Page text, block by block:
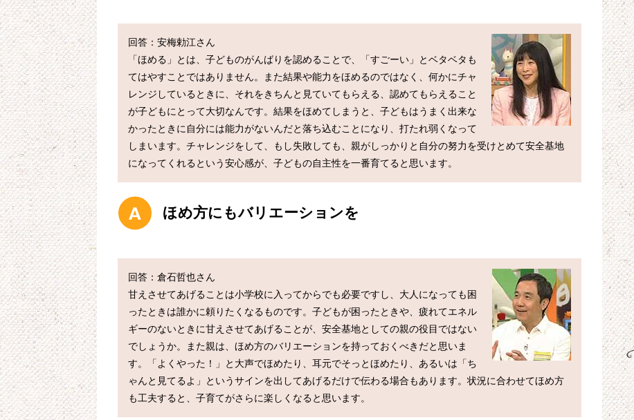
回答：安梅勅江さん
「ほめる」とは、子どものがんばりを認めることで、「すごーい」とベタベタも
てはやすことではありません。また結果や能力をほめるのではなく、何かにチャ
レンジしているときに、それをきちんと見ていてもらえる、認めてもらえること
が子どもにとって大切なんです。結果をほめてしまうと、子どもはうまく出来な
かったときに自分には能力がないんだと落ち込むことになり、打たれ弱くなって
しまいます。チャレンジをして、もし失敗しても、親がしっかりと自分の努力を受けとめて安全基地
になってくれるという安心感が、子どもの自主性を一番育てると思います。
ほめ方にもバリエーションを
回答：倉石哲也さん
甘えさせてあげることは小学校に入ってからでも必要ですし、大人になっても困
ったときは誰かに頼りたくなるものです。子どもが困ったときや、疲れてエネル
ギーのないときに甘えさせてあげることが、安全基地としての親の役目ではない
でしょうか。また親は、ほめ方のバリエーションを持っておくべきだと思いま
す。「よくやった！」と大声でほめたり、耳元でそっとほめたり、あるいは「ち
ゃんと見てるよ」というサインを出してあげるだけで伝わる場合もあります。状況に合わせてほめ方
も工夫すると、子育てがさらに楽しくなると思います。